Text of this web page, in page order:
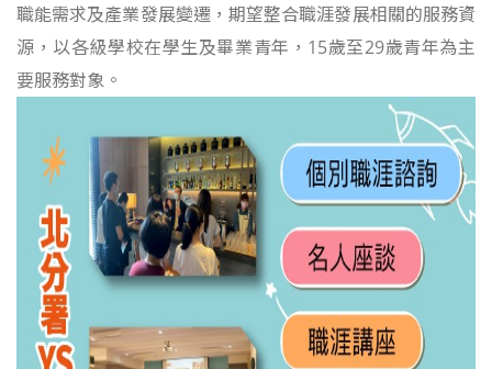
職能需求及產業發展變遷，期望整合職涯發展相關的服務資
源，以各級學校在學生及畢業青年，15歲至29歲青年為主
要服務對象。